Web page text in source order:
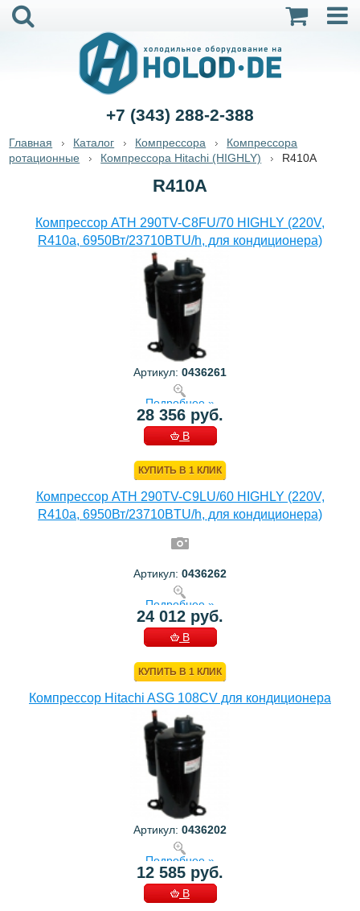
+7 (343) 288-2-388
Главная Каталог Компрессора
Компрессора
ротационные
Компрессора Hitachi (HIGHLY) R410A
R410A
Компрессор ATH 290TV-C8FU/70 HIGHLY (220V,
R410a, 6950Вт/23710BTU/h, для кондиционера)
Артикул: 0436261
Подробнее »
28 356 руб.
В
КУПИТЬ В 1 КЛИК
Компрессор ATH 290TV-C9LU/60 HIGHLY (220V,
R410a, 6950Вт/23710BTU/h, для кондиционера)
Артикул: 0436262
Подробнее »
24 012 руб.
В
КУПИТЬ В 1 КЛИК
Компрессор Hitachi ASG 108CV для кондиционера
Артикул: 0436202
Подробнее »
12 585 руб.
В